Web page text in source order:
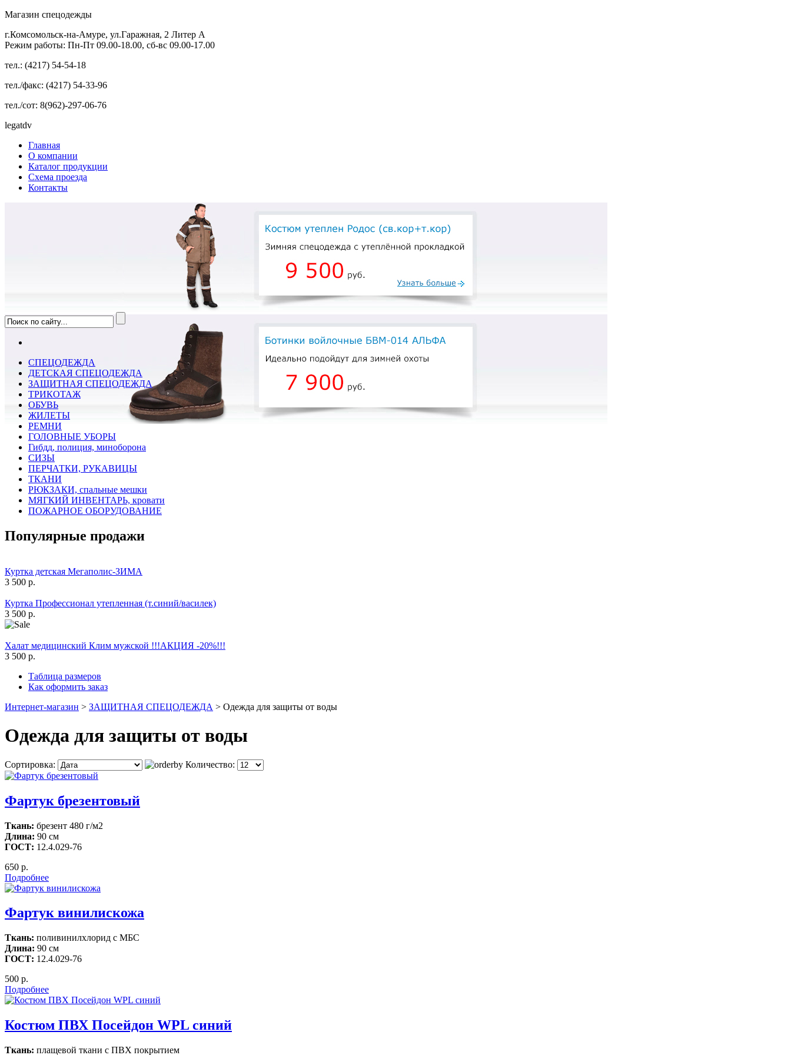
Магазин спецодежды
г.Комсомольск-на-Амуре, ул.Гаражная, 2 Литер А
Режим работы: Пн-Пт 09.00-18.00, сб-вс 09.00-17.00
тел.: (4217) 54-54-18
тел./факс: (4217) 54-33-96
тел./сот: 8(962)-297-06-76
legatdv
Главная
О компании
Каталог продукции
Схема проезда
Контакты
СПЕЦОДЕЖДА
ДЕТСКАЯ СПЕЦОДЕЖДА
ЗАЩИТНАЯ СПЕЦОДЕЖДА
ТРИКОТАЖ
ОБУВЬ
ЖИЛЕТЫ
РЕМНИ
ГОЛОВНЫЕ УБОРЫ
Гибдд, полиция, миноборона
СИЗЫ
ПЕРЧАТКИ, РУКАВИЦЫ
ТКАНИ
РЮКЗАКИ, спальные мешки
МЯГКИЙ ИНВЕНТАРЬ, кровати
ПОЖАРНОЕ ОБОРУДОВАНИЕ
Популярные продажи
Куртка детская Мегаполис-ЗИМА
3 500 р.
Куртка Профессионал утепленная (т.синий/василек)
3 500 р.
Халат медицинский Клим мужской !!!АКЦИЯ -20%!!!
3 500 р.
Таблица размеров
Как оформить заказ
Интернет-магазин > ЗАЩИТНАЯ СПЕЦОДЕЖДА > Одежда для защиты от воды
Одежда для защиты от воды
Сортировка: Количество:
Фартук брезентовый
Ткань: брезент 480 г/м2
Длина: 90 см
ГОСТ: 12.4.029-76
650 р.
Подробнее
Фартук винилискожа
Ткань: поливинилхлорид с МБС
Длина: 90 см
ГОСТ: 12.4.029-76
500 р.
Подробнее
Костюм ПВХ Посейдон WPL синий
Ткань: плащевой ткани с ПВХ покрытием